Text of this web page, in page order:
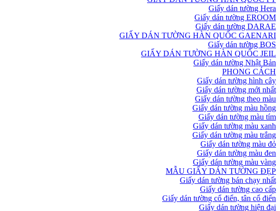
Giấy dán tường Hera
Giấy dán tường EROOM
Giấy dán tường DARAE
GIẤY DÁN TƯỜNG HÀN QUỐC GAENARI
Giấy dán tường BOS
GIẤY DÁN TƯỜNG HÀN QUỐC JEIL
Giấy dán tường Nhật Bản
PHONG CÁCH
Giấy dán tường hình cây
Giấy dán tường mới nhất
Giấy dán tường theo màu
Giấy dán tường màu hồng
Giấy dán tường màu tím
Giấy dán tường màu xanh
Giấy dán tường màu trắng
Giấy dán tường màu đỏ
Giấy dán tường màu đen
Giấy dán tường màu vàng
MẪU GIẤY DÁN TƯỜNG ĐẸP
Giấy dán tường bán chạy nhất
Giấy dán tường cao cấp
Giấy dán tường cổ điển, tân cổ điển
Giấy dán tường hiện đại